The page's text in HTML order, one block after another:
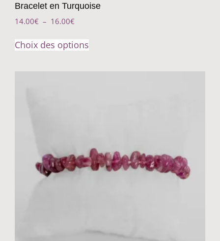
Bracelet en Turquoise
14.00€ – 16.00€
Choix des options